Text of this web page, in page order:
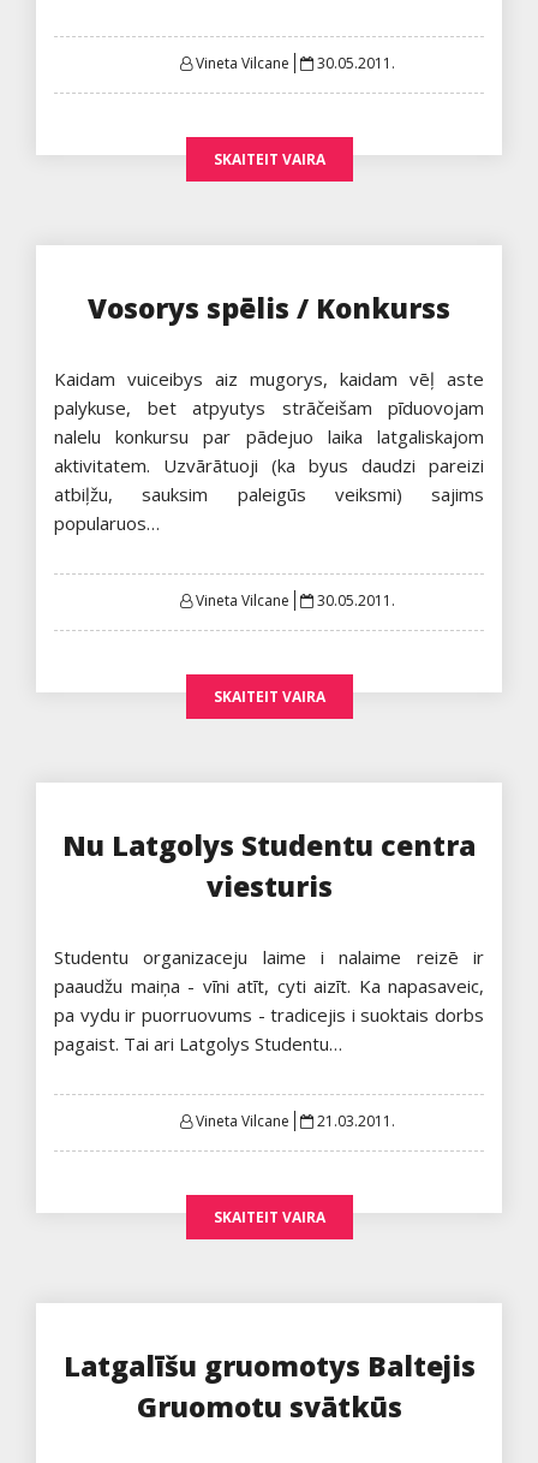
Vineta Vilcane
Posted
30.05.2011.
SKAITEIT VAIRA
Vosorys spēlis / Konkurss
Kaidam vuiceibys aiz mugorys, kaidam vēļ aste
palykuse, bet atpyutys strāčeišam pīduovojam
nalelu konkursu par pādejuo laika latgaliskajom
aktivitatem. Uzvārātuoji (ka byus daudzi pareizi
atbiļžu, sauksim paleigūs veiksmi) sajims
popularuos…
Vineta Vilcane
Posted
30.05.2011.
SKAITEIT VAIRA
Nu Latgolys Studentu centra
viesturis
Studentu organizaceju laime i nalaime reizē ir
paaudžu maiņa - vīni atīt, cyti aizīt. Ka napasaveic,
pa vydu ir puorruovums - tradicejis i suoktais dorbs
pagaist. Tai ari Latgolys Studentu…
Vineta Vilcane
Posted
21.03.2011.
SKAITEIT VAIRA
Latgalīšu gruomotys Baltejis
Gruomotu svātkūs